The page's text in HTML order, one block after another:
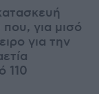
για μισό
για την
110